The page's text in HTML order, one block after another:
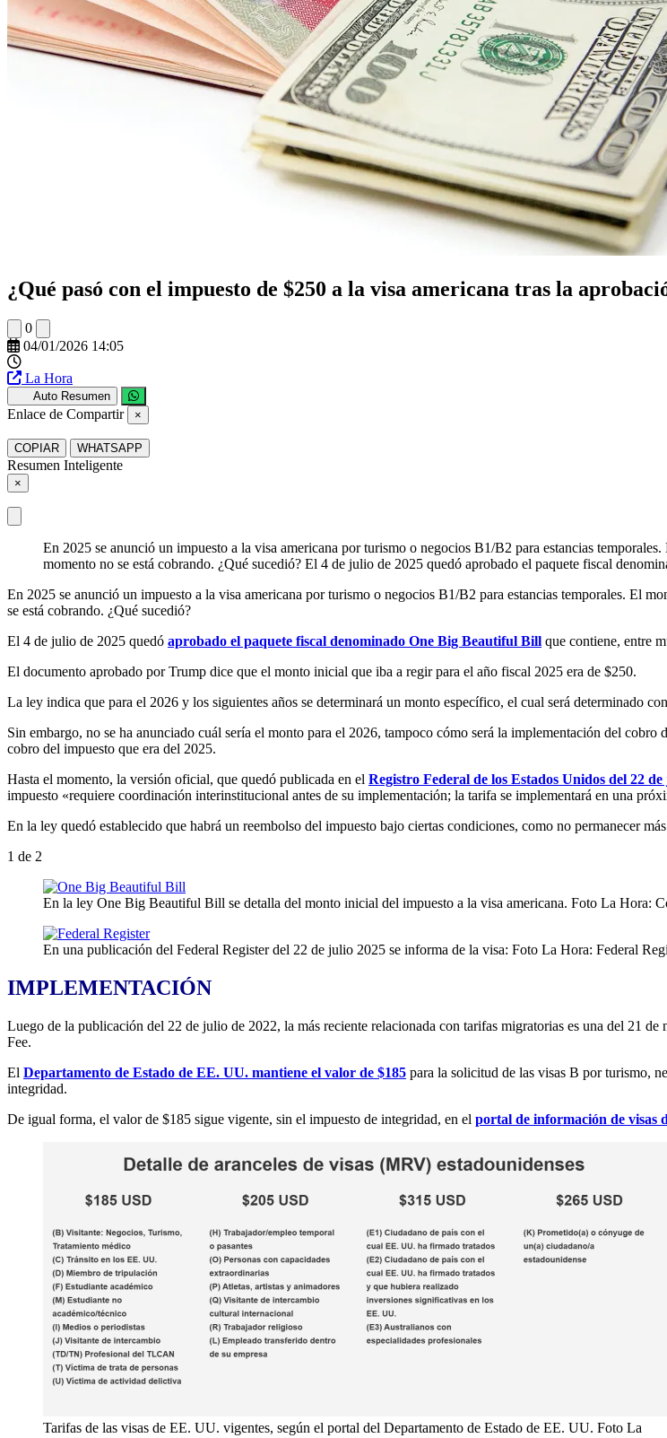
¿Qué pasó con el impuesto de $250 a la visa americana tras la
0
04/01/2026 14:05
La Hora
Auto Resumen
Enlace de Compartir ×
COPIAR WHATSAPP
Resumen Inteligente
×
En 2025 se anunció un impuesto a la visa americana por turismo o negocios B1/B2 para estancias
momento no se está cobrando. ¿Qué sucedió? El 4 de julio de 2025 quedó aprobado el paquete fiscal
En 2025 se anunció un impuesto a la visa americana por turismo o negocios B1/B2 para estancias temporales. El
se está cobrando. ¿Qué sucedió?
El 4 de julio de 2025 quedó aprobado el paquete fiscal denominado One Big Beautiful Bill que contiene, entre
El documento aprobado por Trump dice que el monto inicial que iba a regir para el año fiscal 2025 era de $250.
La ley indica que para el 2026 y los siguientes años se determinará un monto específico, el cual será determinado
Sin embargo, no se ha anunciado cuál sería el monto para el 2026, tampoco cómo será la implementación del
cobro del impuesto que era del 2025.
Hasta el momento, la versión oficial, que quedó publicada en el Registro Federal de los Estados Unidos del 22
impuesto «requiere coordinación interinstitucional antes de su implementación; la tarifa se implementará en una
En la ley quedó establecido que habrá un reembolso del impuesto bajo ciertas condiciones, como no permanecer
1 de 2
En la ley One Big Beautiful Bill se detalla del monto inicial del impuesto a la visa americana. Foto La Hora:
En una publicación del Federal Register del 22 de julio 2025 se informa de la visa: Foto La Hora: Federal
IMPLEMENTACIÓN
Luego de la publicación del 22 de julio de 2022, la más reciente relacionada con tarifas migratorias es una del 21
Fee.
El Departamento de Estado de EE. UU. mantiene el valor de $185 para la solicitud de las visas B por turismo,
integridad.
De igual forma, el valor de $185 sigue vigente, sin el impuesto de integridad, en el portal de información de visas
Tarifas de las visas de EE. UU. vigentes, según el portal del Departamento de Estado de EE. UU. Foto La